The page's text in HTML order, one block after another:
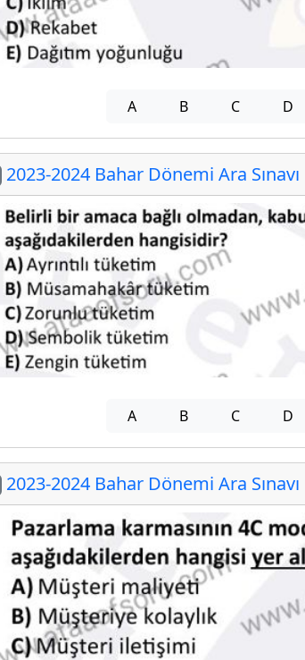
A B C D
2023-2024 Bahar Dönemi Ara Sınavı
A B C D
2023-2024 Bahar Dönemi Ara Sınavı